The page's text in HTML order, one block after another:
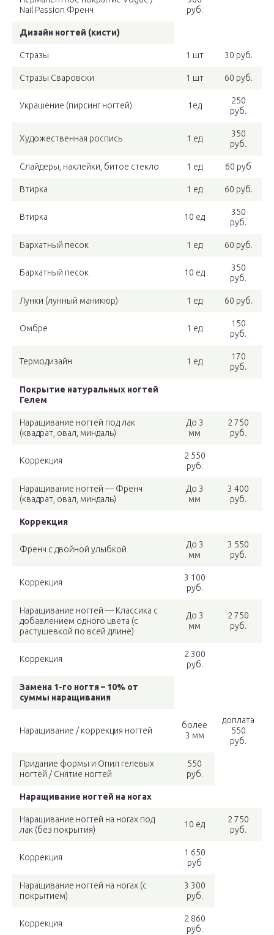
Nail Passion Френч
руб.
Дизайн ногтей (кисти)
Стразы 1 шт 30 руб.
Стразы Сваровски 1 шт 60 руб.
Украшение (пирсинг ногтей) 1ед
250
руб.
Художественная роспись 1 ед
350
руб.
Слайдеры, наклейки, битое стекло 1 ед 60 руб
Втирка 1 ед 60 руб.
Втирка 10 ед
350
руб.
Бархатный песок 1 ед 60 руб.
Бархатный песок 10 ед
350
руб.
Лунки (лунный маникюр) 1 ед 60 руб.
Омбре 1 ед
150
руб.
Термодизайн 1 ед
170
руб.
Покрытие натуральных ногтей
Гелем
Наращивание ногтей под лак
(квадрат, овал, миндаль)
До 3
мм
2 750
руб.
Коррекция
2 550
руб.
Наращивание ногтей — Френч
(квадрат, овал, миндаль)
До 3
мм
3 400
руб.
Коррекция
Френч с двойной улыбкой
До 3
мм
3 550
руб.
Коррекция
3 100
руб.
Наращивание ногтей — Классика с
добавлением одного цвета (с
растушевкой по всей длине)
До 3
мм
2 750
руб.
Коррекция
2 300
руб.
Замена 1-го ногтя – 10% от
суммы наращивания
Наращивание / коррекция ногтей
более
3 мм
доплата
550
руб.
Придание формы и Опил гелевых
ногтей / Снятие ногтей
550
руб.
Наращивание ногтей на ногах
Наращивание ногтей на ногах под
лак (без покрытия)
10 ед
2 750
руб.
Коррекция
1 650
руб
Наращивание ногтей на ногах (с
покрытием)
3 300
руб.
Коррекция
2 860
руб.